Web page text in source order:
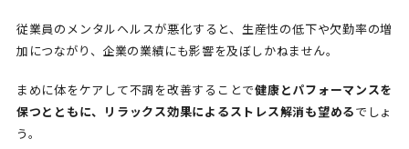
従業員のメンタルヘルスが悪化すると、生産性の低下や欠勤率の増
加につながり、企業の業績にも影響を及ぼしかねません。
まめに体をケアして不調を改善することで健康とパフォーマンスを
保つとともに、リラックス効果によるストレス解消も望めるでしょ
う。